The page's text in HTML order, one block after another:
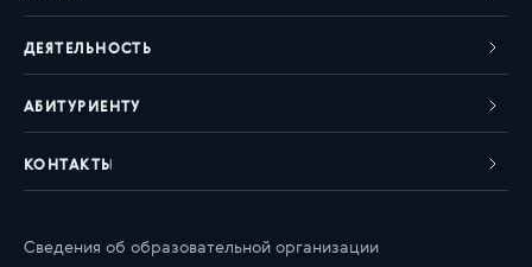
ДЕЯТЕЛЬНОСТЬ
АБИТУРИЕНТУ
КОНТАКТЫ
Сведения об образовательной организации